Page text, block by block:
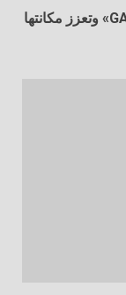
مستشفى مصر للطيران تجدد اعتماد «GAHAR» وتعزز مكانتها